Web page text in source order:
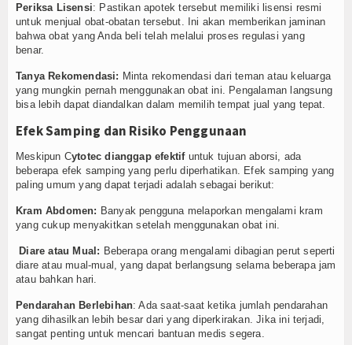
Periksa Lisensi: Pastikan apotek tersebut memiliki lisensi resmi
untuk menjual obat-obatan tersebut. Ini akan memberikan jaminan
bahwa obat yang Anda beli telah melalui proses regulasi yang
benar.
Tanya Rekomendasi: Minta rekomendasi dari teman atau keluarga
yang mungkin pernah menggunakan obat ini. Pengalaman langsung
bisa lebih dapat diandalkan dalam memilih tempat jual yang tepat.
Efek Samping dan Risiko Penggunaan
Meskipun Cytotec dianggap efektifuntuk tujuan aborsi, ada
beberapa efek samping yang perlu diperhatikan. Efek samping yang
paling umum yang dapat terjadi adalah sebagai berikut:
Kram Abdomen: Banyak pengguna melaporkan mengalami kram
yang cukup menyakitkan setelah menggunakan obat ini.
Diare atau Mual: Beberapa orang mengalami dibagian perut seperti
diare atau mual-mual, yang dapat berlangsung selama beberapa jam
atau bahkan hari.
Pendarahan Berlebihan: Ada saat-saat ketika jumlah pendarahan
yang dihasilkan lebih besar dari yang diperkirakan. Jika ini terjadi,
sangat penting untuk mencari bantuan medis segera.